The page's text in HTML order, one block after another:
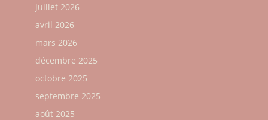
juillet 2026
avril 2026
mars 2026
décembre 2025
octobre 2025
septembre 2025
août 2025